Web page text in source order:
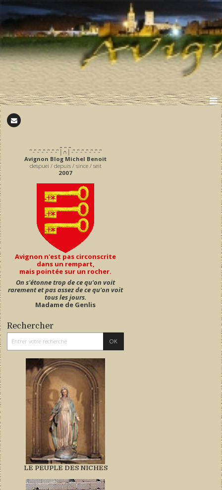
͆ ̵ ͆ ̵ ͆ ̵ ͆ ̵ ͆ ̵ ͆ ̵ ͆ │∩│ ̵ ͆ ̵ ͆ ̵ ͆ ̵ ͆ ̵ ͆ ̵ ͆ ̵ ͆
Avignon Blog Michel Benoit
despuei / depuis / since / seit
2007
Avignon n'est pas circonscrite
dans un rempart,
mais pointée sur un rocher.
On s'étonne trop de ce qu'on voit
rarement et pas assez de ce qu'on voit
tous les jours.
Madame de Genlis
Rechercher
LE PEUPLE DES NICHES